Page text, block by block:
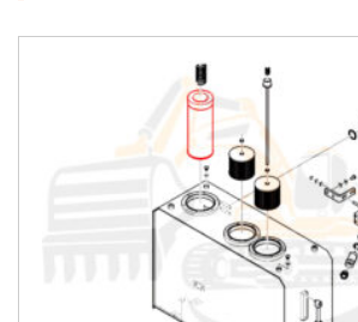
Зв'язатися з
Відділ продажу